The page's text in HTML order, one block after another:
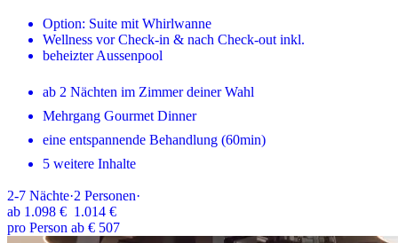
Option: Suite mit Whirlwanne
Wellness vor Check-in & nach Check-out inkl.
beheizter Aussenpool
ab 2 Nächten im Zimmer deiner Wahl
Mehrgang Gourmet Dinner
eine entspannende Behandlung (60min)
5 weitere Inhalte
2-7 Nächte·2 Personen·
ab 1.098 € 1.014 €
pro Person ab € 507